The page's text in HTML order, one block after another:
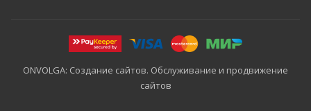
ONVOLGA: Создание сайтов. Обслуживание и продвижение
сайтов